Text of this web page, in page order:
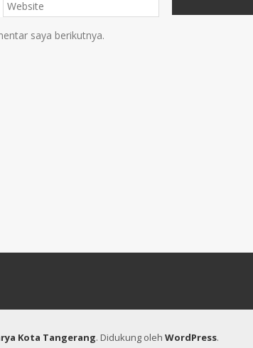
saya berikutnya.
Kota Tangerang. Didukung oleh WordPress.